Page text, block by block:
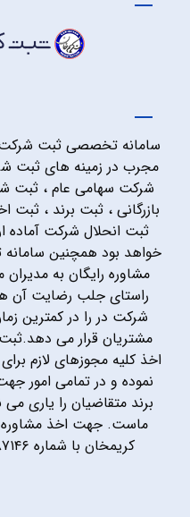
سامانه تخصصی ثبت شرکت
مجرب در زمینه های ثبت
شرکت سهامی عام ، ثبت
بازرگانی ، ثبت برند ،
ثبت انحلال شرکت آماده
خواهد بود همچنین
مشاوره رایگان به
راستای جلب رضایت آن
شرکت در را در کمترین
مشتریان قرار می
اخذ کلیه مجوزهای لازم
نموده و در تمامی امور
برند متقاضیان را یاری
ماست. جهت اخذ مشاوره
کریمخان با شماره ۰۲۱۸۷۱۴۶ تماس حاصل فرمایید.